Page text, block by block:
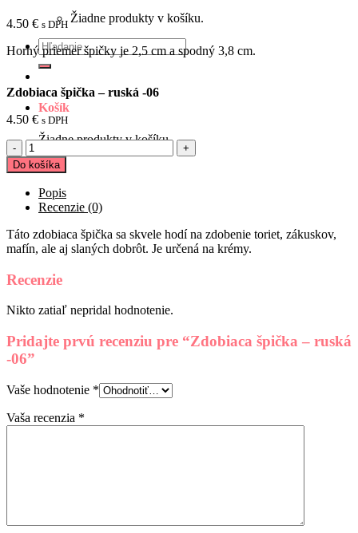
Žiadne produkty v košíku.
Hľadať:
Košík
Žiadne produkty v košíku.
4.50 € s DPH
Horný priemer špičky je 2,5 cm a spodný 3,8 cm.
Zdobiaca špička – ruská -06
4.50 € s DPH
množstvo
Zdobiaca
špička
–
ruská
-06
Do košíka
Popis
Recenzie (0)
Táto zdobiaca špička sa skvele hodí na zdobenie toriet, zákuskov,
mafín, ale aj slaných dobrôt. Je určená na krémy.
Recenzie
Nikto zatiaľ nepridal hodnotenie.
Pridajte prvú recenziu pre “Zdobiaca špička – ruská
-06”
Vaše hodnotenie *
Vaša recenzia *